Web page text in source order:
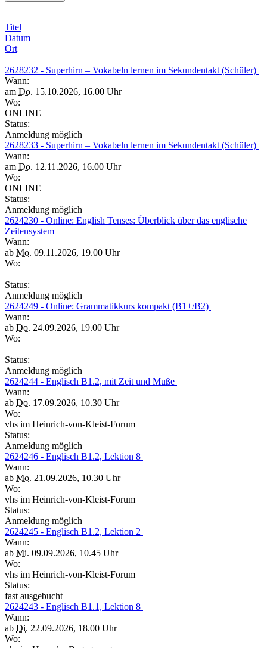
Titel
Datum
Ort
2628232 - Superhirn – Vokabeln lernen im Sekundentakt (Schüler)
Wann:
am Do. 15.10.2026, 16.00 Uhr
Wo:
ONLINE
Status:
Anmeldung möglich
2628233 - Superhirn – Vokabeln lernen im Sekundentakt (Schüler)
Wann:
am Do. 12.11.2026, 16.00 Uhr
Wo:
ONLINE
Status:
Anmeldung möglich
2624230 - Online: English Tenses: Überblick über das englische
Zeitensystem
Wann:
ab Mo. 09.11.2026, 19.00 Uhr
Wo:
Status:
Anmeldung möglich
2624249 - Online: Grammatikkurs kompakt (B1+/B2)
Wann:
ab Do. 24.09.2026, 19.00 Uhr
Wo:
Status:
Anmeldung möglich
2624244 - Englisch B1.2, mit Zeit und Muße
Wann:
ab Do. 17.09.2026, 10.30 Uhr
Wo:
vhs im Heinrich-von-Kleist-Forum
Status:
Anmeldung möglich
2624246 - Englisch B1.2, Lektion 8
Wann:
ab Mo. 21.09.2026, 10.30 Uhr
Wo:
vhs im Heinrich-von-Kleist-Forum
Status:
Anmeldung möglich
2624245 - Englisch B1.2, Lektion 2
Wann:
ab Mi. 09.09.2026, 10.45 Uhr
Wo:
vhs im Heinrich-von-Kleist-Forum
Status:
fast ausgebucht
2624243 - Englisch B1.1, Lektion 8
Wann:
ab Di. 22.09.2026, 18.00 Uhr
Wo: